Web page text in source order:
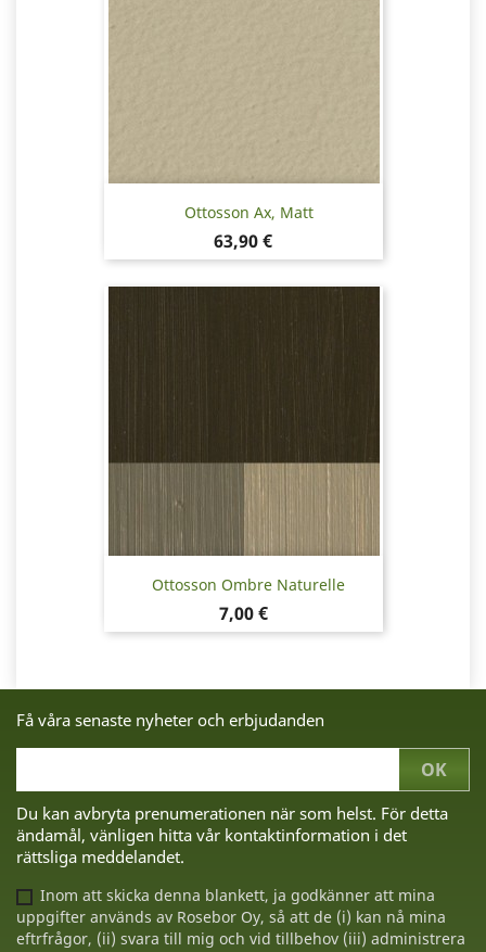
Ottosson Ax, Matt
Pris
63,90 €
Ottosson Ombre Naturelle
Pris
7,00 €
Få våra senaste nyheter och erbjudanden
Du kan avbryta prenumerationen när som helst. För detta
ändamål, vänligen hitta vår kontaktinformation i det
rättsliga meddelandet.
Inom att skicka denna blankett, ja godkänner att mina
uppgifter används av Rosebor Oy, så att de (i) kan nå mina
eftrfrågor, (ii) svara till mig och vid tillbehov (iii) administrera